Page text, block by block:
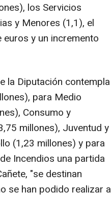
los Servicios
y Menores (1,1), el
y un incremento
la Diputación contempla
para Medio
Consumo y
millones), Juventud y
(1,23 millones) y para
Incendios una partida
"se destinan
se han podido realizar a